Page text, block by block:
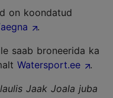
on koondatud
.
saab broneerida ka
Watersport.ee
.
Jaak Joala juba